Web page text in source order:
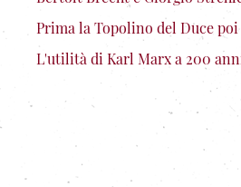
Prima la Topolino del Duce
L'utilità di Karl Marx a 200